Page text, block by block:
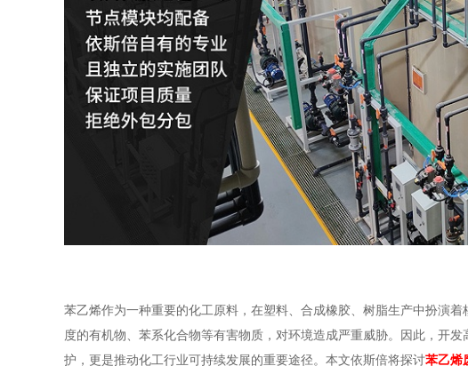
苯乙烯作为一种重要的化工原料，在塑料、合成橡胶、树脂生产中扮演
度的有机物、苯系化合物等有害物质，对环境造成严重威胁。因此，开
护，更是推动化工行业可持续发展的重要途径。本文依斯倍将探讨苯乙烯